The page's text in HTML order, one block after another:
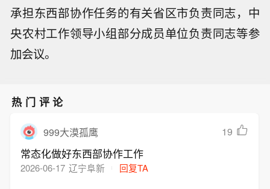
承担东西部协作任务的有关省区市负责同志，中
央农村工作领导小组部分成员单位负责同志等参
加会议。
热门评论
999大漠孤鹰 19
常态化做好东西部协作工作
2026-06-17 辽宁阜新 回复TA